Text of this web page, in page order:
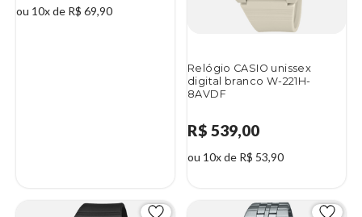
ou 10x de R$ 69,90
Relógio CASIO unissex
digital branco W-221H-
8AVDF
R$ 539,00
ou 10x de R$ 53,90